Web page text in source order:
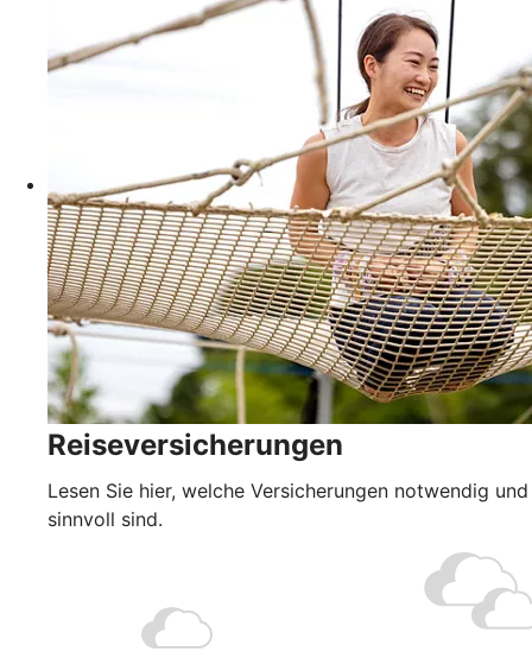
Reiseversicherungen
Lesen Sie hier, welche Versicherungen notwendig und
sinnvoll sind.